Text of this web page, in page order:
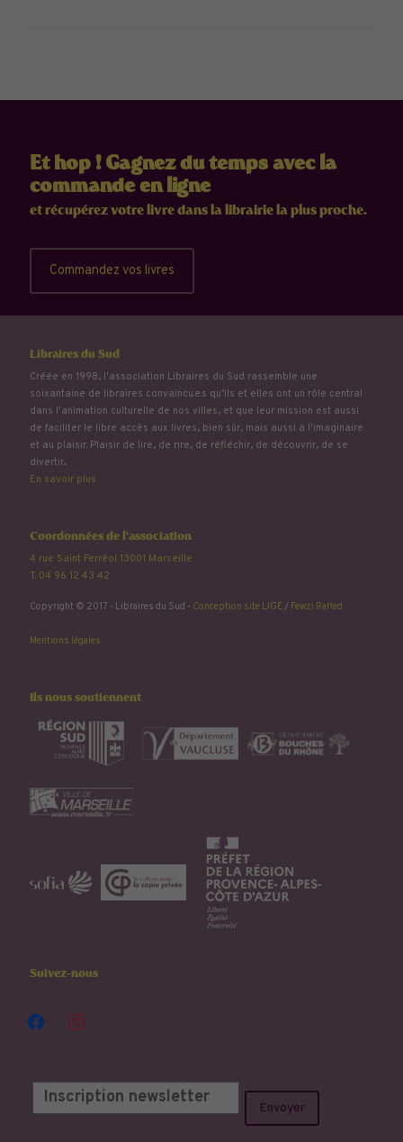
Et hop ! Gagnez du temps avec la
commande en ligne
et récupérez votre livre dans la librairie la plus proche.
Commandez vos livres
Libraires du Sud
Créée en 1998, l'association Libraires du Sud rassemble une
soixantaine de libraires convaincu.e.s qu’ils et elles ont un rôle central
dans l'animation culturelle de nos villes, et que leur mission est aussi
de faciliter le libre accès aux livres, bien sûr, mais aussi à l'imaginaire
et au plaisir. Plaisir de lire, de rire, de réfléchir, de découvrir, de se
divertir...
En savoir plus
Coordonnées de l'association
4 rue Saint Ferréol 13001 Marseille
T. 04 96 12 43 42
Copyright © 2017 - Libraires du Sud - Conception site LIGE/ Fewzi Raffed
Mentions légales
Ils nous soutiennent
Suivez-nous
facebookinstagram